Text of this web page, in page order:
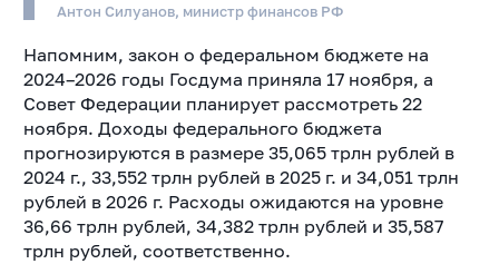
Антон Силуанов, министр финансов РФ
Напомним, закон о федеральном бюджете на
2024–2026 годы Госдума приняла 17 ноября, а
Совет Федерации планирует рассмотреть 22
ноября. Доходы федерального бюджета
прогнозируются в размере 35,065 трлн рублей в
2024 г., 33,552 трлн рублей в 2025 г. и 34,051 трлн
рублей в 2026 г. Расходы ожидаются на уровне
36,66 трлн рублей, 34,382 трлн рублей и 35,587
трлн рублей, соответственно.